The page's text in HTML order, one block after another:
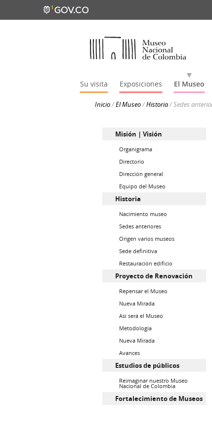
Su visita Exposiciones El Museo
Inicio/El Museo/Historia/Sedes
Misión | Visión
Organigrama
Directorio
Dirección general
Equipo del Museo
Historia
Nacimiento museo
Sedes anteriores
Origen varios museos
Sede definitiva
Restauración edificio
Proyecto de Renovación
Repensar el Museo
Nueva Mirada
Así será el Museo
Metodología
Nueva Mirada
Avances
Estudios de públicos
Reimaginar nuestro Museo
Nacional de Colombia
Fortalecimiento de Museos